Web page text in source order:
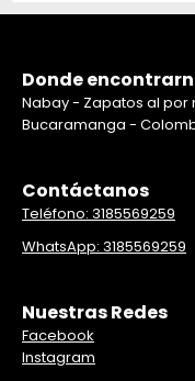
Donde
Nabay - Zapatos al por
Bucaramanga -
Contáctanos
Teléfono: 3185569259
WhatsApp: 3185569259
Nuestras Redes
Facebook
Instagram